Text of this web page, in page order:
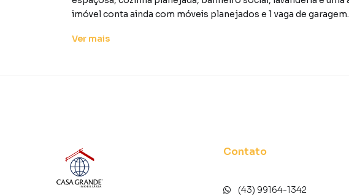
imóvel conta ainda com móveis planejados e 1 vaga de garagem.
valorização.
Ver mais
Contato
(43) 99164-1342